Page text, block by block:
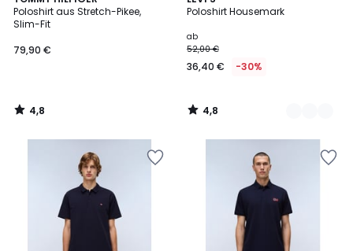
Poloshirt aus Stretch-Pikee,
Slim-Fit
79,90 €
/ 5
4,8
/
Poloshirt Housemark
ab
52,00 €
36,40 € -30%
/ 5
Farben
4,8
/